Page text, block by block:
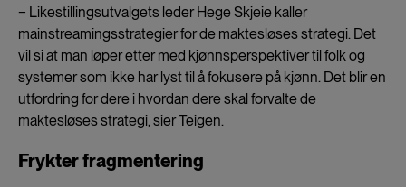
− Likestillingsutvalgets leder Hege Skjeie kaller
mainstreamingsstrategier for de maktesløses strategi. Det
vil si at man løper etter med kjønnsperspektiver til folk og
systemer som ikke har lyst til å fokusere på kjønn. Det blir en
utfordring for dere i hvordan dere skal forvalte de
maktesløses strategi, sier Teigen.
Frykter fragmentering